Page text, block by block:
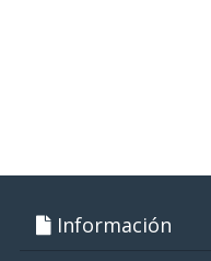
Información